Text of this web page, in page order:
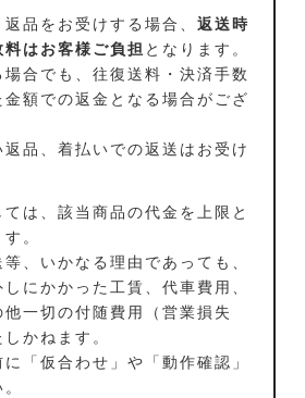
品をお受けする場合、 返送時
はお客様ご負担 となります。
場合でも、往復送料・決済手数
額での返金となる場合がござ
返品、着払いでの返送はお受け
ては、該当商品の代金を上限と
。
、いかなる理由であっても、
にかかった工賃、代車費用、
一切の付随費用（営業損失
かねます。
に「仮合わせ」や「動作確認」